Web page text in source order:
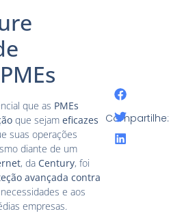
que as PMEs
que sejameficazes
suas operações
diante de um
, da Century, foi
avançada contra
e aos
empresas.
Compartilhe: